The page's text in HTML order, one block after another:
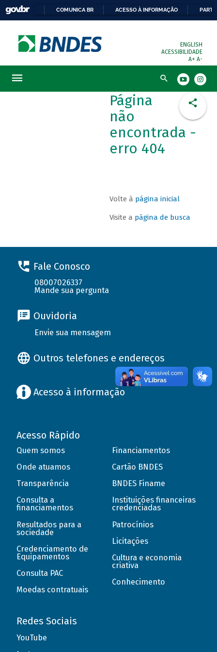
COMUNICA BR ACESSO À INFORMAÇÃO
ENGLISH
ACESSIBILIDADE
A+ A-
Busca
Página
não
encontrada -
erro 404
Volte à página inicial
Visite a página de busca
Fale Conosco
08007026337
Mande sua pergunta
Ouvidoria
Envie sua mensagem
Outros telefones e endereços
Acesso à informação
Acesso Rápido
Quem somos
Onde atuamos
Transparência
Consulta a
financiamentos
Resultados para a
sociedade
Credenciamento de
Equipamentos
Consulta PAC
Moedas contratuais
Financiamentos
Cartão BNDES
BNDES Finame
Instituições financeiras
credenciadas
Patrocínios
Licitações
Cultura e economia
criativa
Conhecimento
Redes Sociais
YouTube